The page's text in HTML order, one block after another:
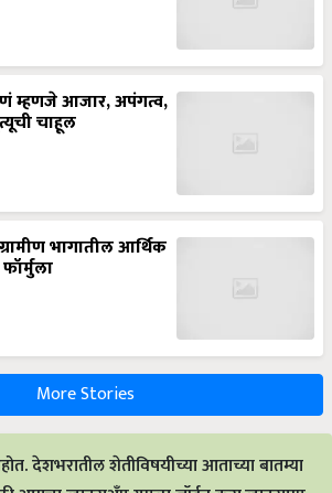
म्हणजे आजार, अपंगत्व,
चाहूल
भागातील आर्थिक
More Stories
देशभरातील शेतीविषयीच्या आताच्या बातम्या